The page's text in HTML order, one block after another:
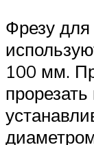
Фрезу
100 мм.